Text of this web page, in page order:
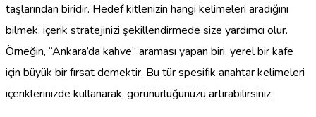
taşlarından biridir. Hedef kitlenizin hangi kelimeleri aradığını
bilmek, içerik stratejinizi şekillendirmede size yardımcı olur.
Örneğin, “Ankara’da kahve” araması yapan biri, yerel bir kafe
için büyük bir fırsat demektir. Bu tür spesifik anahtar kelimeleri
içeriklerinizde kullanarak, görünürlüğünüzü artırabilirsiniz.